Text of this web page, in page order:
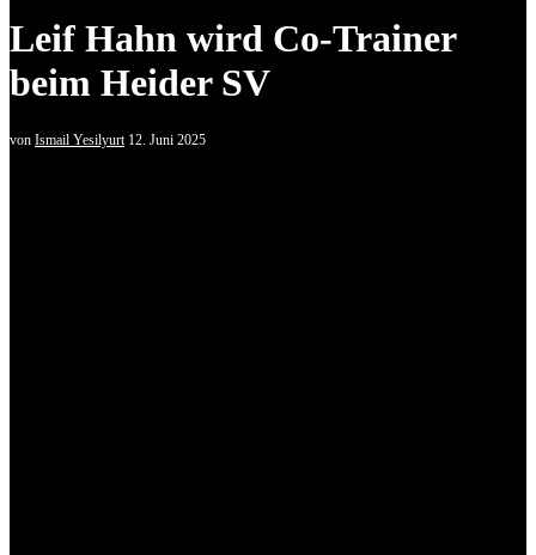
Leif Hahn wird Co-Trainer
beim Heider SV
von Ismail Yesilyurt 12. Juni 2025